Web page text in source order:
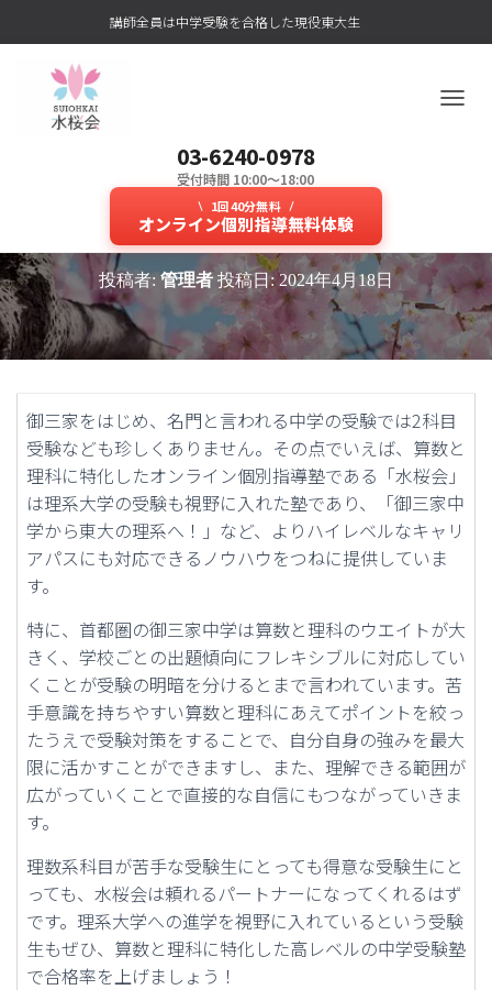
講師全員は中学受験を合格した現役東大生
03-6240-0978
受付時間 10:00～18:00
1回40分無料
オンライン個別指導無料体験
を
切
り
替
え
2科目受験合格へ算数と理科に特化
した高レベルの中学受験塾！
投稿者: 管理者 投稿日:2024年4月18日
御三家をはじめ、名門と言われる中学の受験では2科目
受験なども珍しくありません。その点でいえば、算数と
理科に特化したオンライン個別指導塾である「水桜会」
は理系大学の受験も視野に入れた塾であり、「御三家中
学から東大の理系へ！」など、よりハイレベルなキャリ
アパスにも対応できるノウハウをつねに提供していま
す。
特に、首都圏の御三家中学は算数と理科のウエイトが大
きく、学校ごとの出題傾向にフレキシブルに対応してい
くことが受験の明暗を分けるとまで言われています。苦
手意識を持ちやすい算数と理科にあえてポイントを絞っ
たうえで受験対策をすることで、自分自身の強みを最大
限に活かすことができますし、また、理解できる範囲が
広がっていくことで直接的な自信にもつながっていきま
す。
理数系科目が苦手な受験生にとっても得意な受験生にと
っても、水桜会は頼れるパートナーになってくれるはず
です。理系大学への進学を視野に入れているという受験
生もぜひ、算数と理科に特化した高レベルの中学受験塾
で合格率を上げましょう！